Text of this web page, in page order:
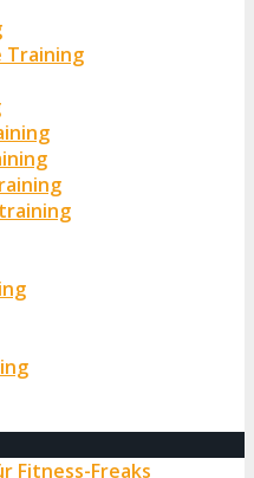
Training
Fitness-Freaks